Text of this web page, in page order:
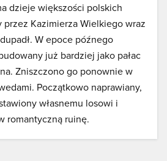
dzieje większości polskich
przez Kazimierza Wielkiego wraz
W epoce późnego
już bardziej jako pałac
Zniszczono go ponownie w
Początkowo naprawiany,
własnemu losowi i
romantyczną ruinę.